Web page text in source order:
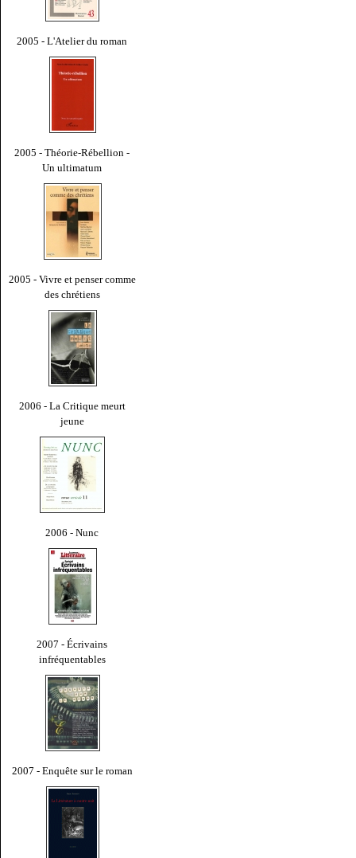
2005 - L'Atelier du roman
2005 - Théorie-Rébellion -
Un ultimatum
2005 - Vivre et penser comme
des chrétiens
2006 - La Critique meurt
jeune
2006 - Nunc
2007 - Écrivains
infréquentables
2007 - Enquête sur le roman